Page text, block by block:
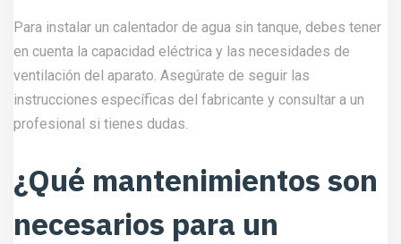
Para instalar un calentador de agua sin tanque, debes tener
en cuenta la capacidad eléctrica y las necesidades de
ventilación del aparato. Asegúrate de seguir las
instrucciones específicas del fabricante y consultar a un
profesional si tienes dudas.
¿Qué mantenimientos son
necesarios para un